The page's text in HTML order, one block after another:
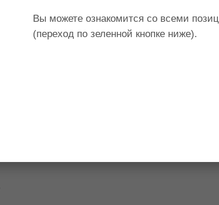
Вы можете ознакомится со всеми
(переход по зеленной кнопке ниже).